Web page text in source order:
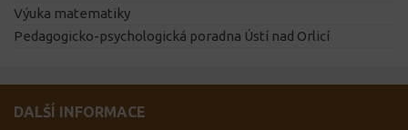
Výuka matematiky
Pedagogicko-psychologická poradna Ústí nad Orlicí
DALŠÍ INFORMACE